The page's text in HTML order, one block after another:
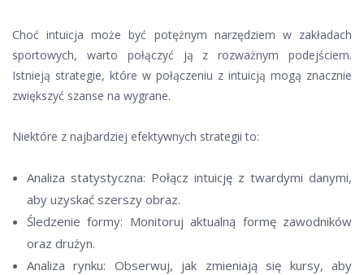
Choć intuicja może być potężnym narzędziem w zakładach
sportowych, warto połączyć ją z rozważnym podejściem.
Istnieją strategie, które w połączeniu z intuicją mogą znacznie
zwiększyć szanse na wygrane.
Niektóre z najbardziej efektywnych strategii to:
Analiza statystyczna: Połącz intuicję z twardymi danymi,
aby uzyskać szerszy obraz.
Śledzenie formy: Monitoruj aktualną formę zawodników
oraz drużyn.
Analiza rynku: Obserwuj, jak zmieniają się kursy, aby